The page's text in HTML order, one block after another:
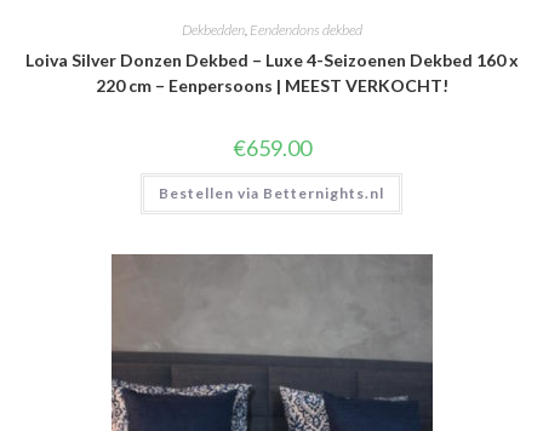
Dekbedden, Eendendons dekbed
Loiva Silver Donzen Dekbed – Luxe 4-Seizoenen Dekbed 160 x
220 cm – Eenpersoons | MEEST VERKOCHT!
€659.00
Bestellen via Betternights.nl